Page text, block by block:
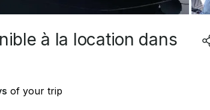
à la location dans
of your trip